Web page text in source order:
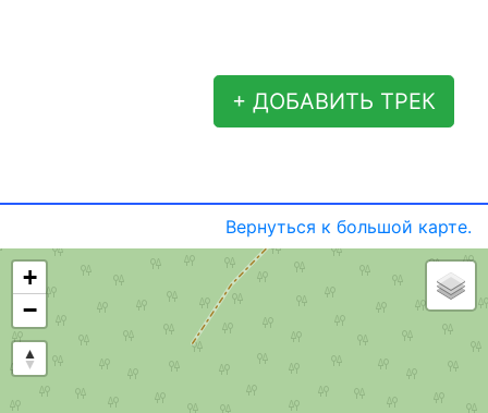
+ ДОБАВИТЬ ТРЕК
Вернуться к большой карте.
+
−